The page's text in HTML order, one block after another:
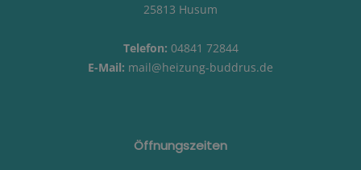
25813 Husum
Telefon: 04841 72844
E-Mail: mail@heizung-buddrus.de
Öffnungszeiten